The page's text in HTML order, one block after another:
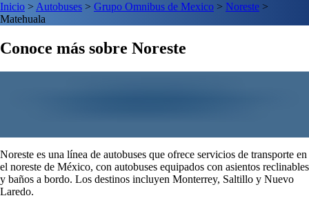
Inicio > Autobuses > Grupo Omnibus de Mexico > Noreste >
Matehuala
Conoce más sobre Noreste
Noreste es una línea de autobuses que ofrece servicios de transporte en
el noreste de México, con autobuses equipados con asientos reclinables
y baños a bordo. Los destinos incluyen Monterrey, Saltillo y Nuevo
Laredo.